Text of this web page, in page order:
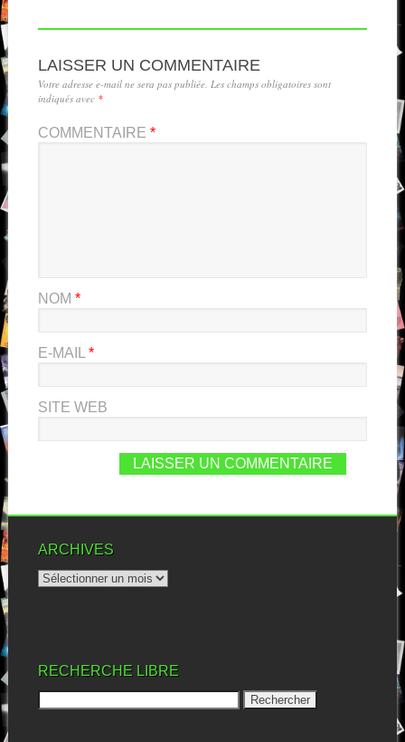
LAISSER UN COMMENTAIRE
Votre adresse e-mail ne sera pas publiée. Les champs obligatoires sont
indiqués avec *
COMMENTAIRE *
NOM *
E-MAIL *
SITE WEB
ARCHIVES
RECHERCHE LIBRE